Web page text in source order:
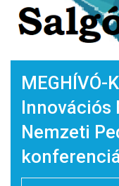
MEGHÍVÓ-
Innovációs
Nemzeti